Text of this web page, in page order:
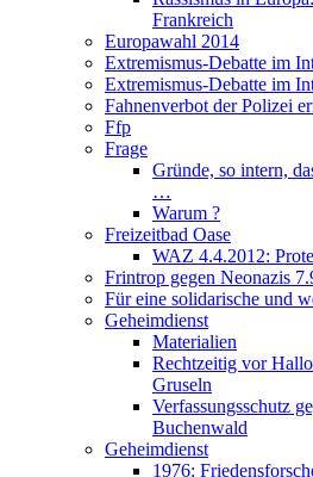
Frankreich
Europawahl 2014
Extremismus-Debatte im
Extremismus-Debatte im
Fahnenverbot der Polizei
Ffp
Frage
Gründe, so intern,
…
Warum ?
Freizeitbad Oase
WAZ 4.4.2012:
Frintrop gegen Neonazis
Für eine solidarische und
Geheimdienst
Materialien
Rechtzeitig vor
Gruseln
Verfassungsschutz
Buchenwald
Geheimdienst
1976: